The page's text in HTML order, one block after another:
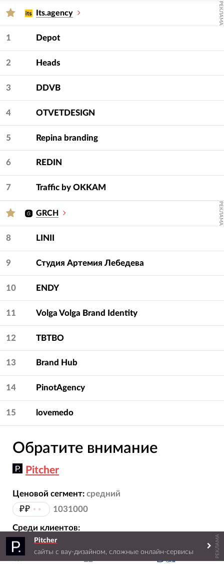
Its.agency РЕКЛАМА
1 Depot
2 Heads
3 DDVB
4 OTVETDESIGN
5 Repina branding
6 REDIN
7 Traffic by OKKAM
GRCH РЕКЛАМА
8 LINII
9 Студия Артемия Лебедева
10 ENDY
11 Volga Volga Brand Identity
12 TBTBO
13 Brand Hub
14 PinotAgency
15 lovemedo
Обратите внимание
Pitcher
Ценовой сегмент: средний
₽₽ •• 1031000
Среди клиентов:
Pitcher
сайты с вау-дизайном, сложные онлайн-сервисы
РЕКЛАМА